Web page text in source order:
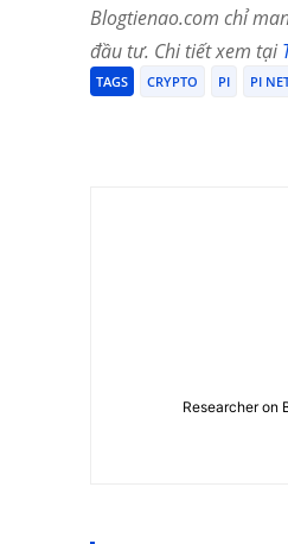
Blogtienao.com chỉ
đầu tư. Chi tiết xem tại
TAGS CRYPTO PI PI
Researcher on